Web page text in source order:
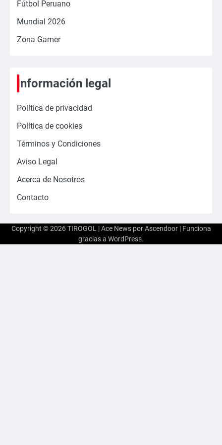
Fútbol Peruano
Mundial 2026
Zona Gamer
Información legal
Política de privacidad
Política de cookies
Términos y Condiciones
Aviso Legal
Acerca de Nosotros
Contacto
Copyright © 2026TIROGOL | Ace News porAscendoor| Funciona
gracias a WordPress.